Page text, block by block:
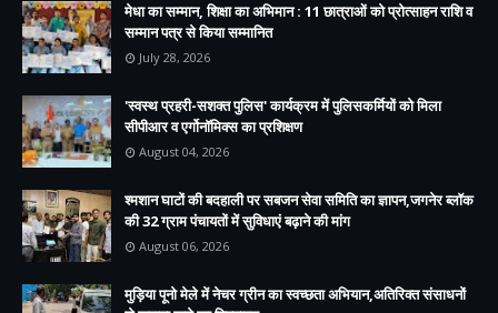
मेधा का सम्मान, शिक्षा का अभिमान : 11 छात्राओं को प्रोत्साहन राशि व
सम्मान पत्र से किया सम्मानित
July 28, 2026
'स्वस्थ प्रहरी-सशक्त पुलिस' कार्यक्रम में पुलिसकर्मियों को मिला
सीपीआर व एर्गोनॉमिक्स का प्रशिक्षण
August 04, 2026
श्मशान घाटों की बदहाली पर सबजन सेवा समिति का ज्ञापन,जगनेर ब्लॉक
की 32 ग्राम पंचायतों में सुविधाएं बढ़ाने की मांग
August 06, 2026
मुड़िया पूनो मेले में नेचर ग्रीन का स्वच्छता अभियान,अतिरिक्त संसाधनों